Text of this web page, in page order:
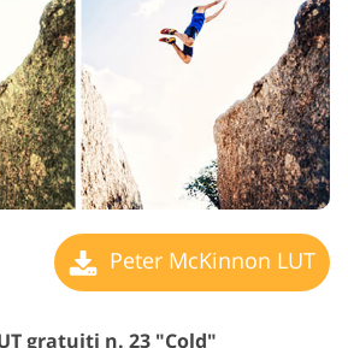
Peter McKinnon LUT
gratuiti n. 23 "Cold"